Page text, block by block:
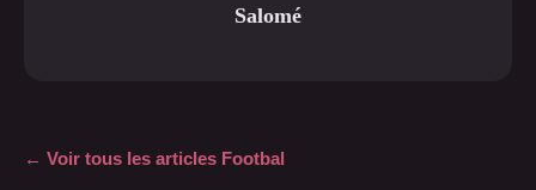
Salomé
← Voir tous les articles Footbal